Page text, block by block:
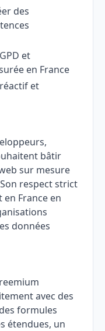
des
et
en France
et
bâtir
sur mesure
respect strict
en France en
données
avec des
formules
étendues, un